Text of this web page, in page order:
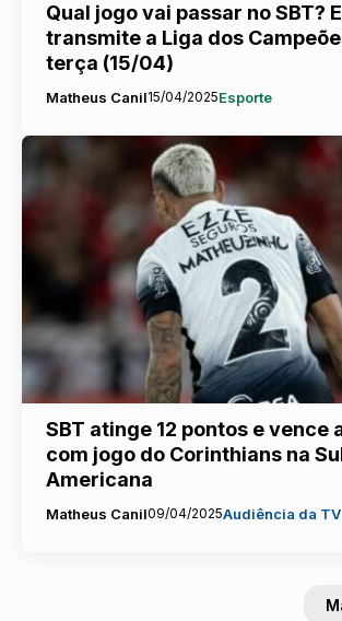
Qual jogo vai passar no SBT?
transmite a Liga dos
terça (15/04)
Matheus Canil15/04/2025Esporte
SBT atinge 12 pontos e vence
com jogo do Corinthians na
Americana
Matheus Canil09/04/2025Audiência da TV